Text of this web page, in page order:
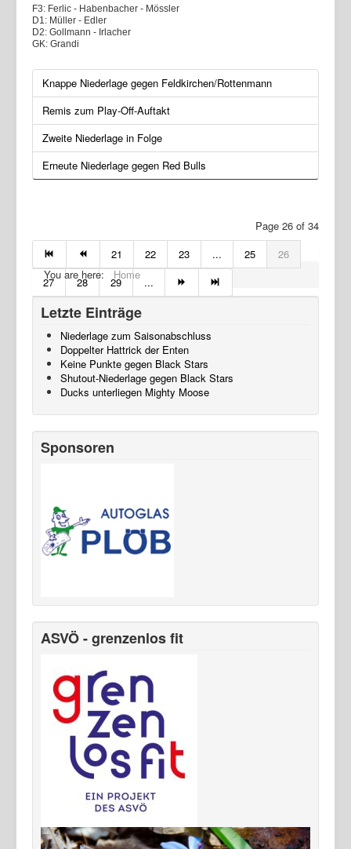
F3: Ferlic - Habenbacher - Mössler
D1: Müller - Edler
D2: Gollmann - Irlacher
GK: Grandi
Knappe Niederlage gegen Feldkirchen/Rottenmann
Remis zum Play-Off-Auftakt
Zweite Niederlage in Folge
Erneute Niederlage gegen Red Bulls
Page 26 of 34
21
22 23 ... 25
26
27
28 29 ...
You are here: Home
Letzte Einträge
Niederlage zum Saisonabschluss
Doppelter Hattrick der Enten
Keine Punkte gegen Black Stars
Shutout-Niederlage gegen Black Stars
Ducks unterliegen Mighty Moose
Sponsoren
ASVÖ - grenzenlos fit